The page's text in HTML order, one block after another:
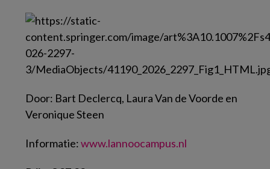
Door: Bart Declercq, Laura Van de Voorde en
Veronique Steen
Informatie:www.lannoocampus.nl